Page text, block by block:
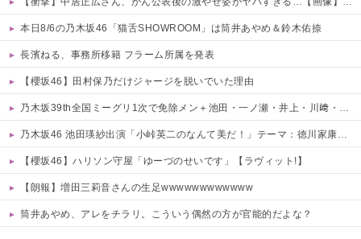
本日8/6の乃木坂46「猫舌SHOWROOM」は筒井あやめ＆鈴木佑捺
長濱ねる、事務所移籍 フラーム所属を発表
【櫻坂46】田村保乃だけジャージを脱いでいた理由
乃木坂39th全国ミーグリ1次で免除メン＋池田・一ノ瀬・井上・川﨑・菅原・中西が全完売
乃木坂46 池田瑛紗出演「小峠英二のなんて美だ！」テーマ：徳川家康【2025.8.5 24:00〜 TOKYO MX】
【櫻坂46】ハリソン守屋「ゆーづのせいです」【ラヴィット!】
【朗報】増田三莉音さんの生足wwwwwwwwwwww
筒井あやめ、アレをチラリ。こういう偶然の方が官能的だよな？